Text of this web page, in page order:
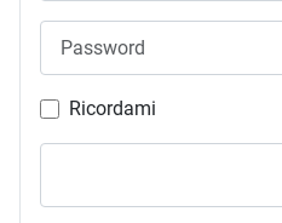
Ricordami